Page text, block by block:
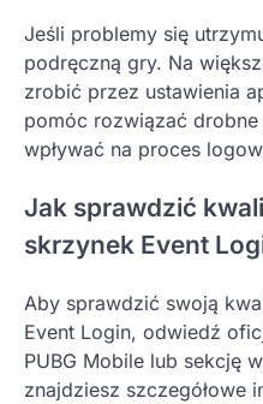
Jeśli problemy się
podręczną gry. Na
zrobić przez ustawienia
pomóc rozwiązać
wpływać na proces
Jak sprawdzić
skrzynek Event
Aby sprawdzić swoją
Event Login, odwiedź
PUBG Mobile lub sekcję
znajdziesz szczegółowe